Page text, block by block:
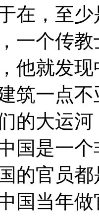
在，至
一个传
他就发
筑一点
的大运
国是一
的官员
国当年